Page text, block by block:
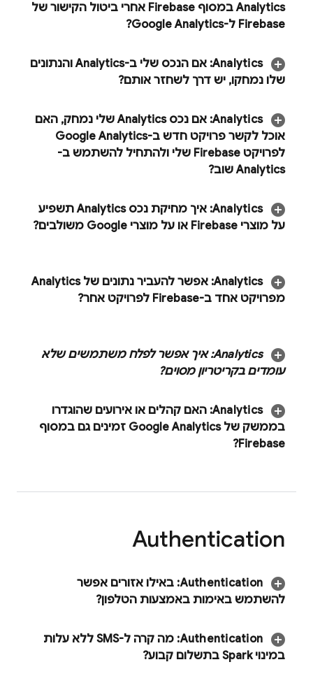
Analyticsבמסוף Firebase אחרי ביטול הקישור של
Firebase ל-Google Analytics?
Analytics
: אם הנכס שלי ב-Analyticsוהנתונים
שלו נמחקו, יש דרך לשחזר אותם?
Analytics
: אם נכס Analytics שלי נמחק , האם
אוכל לקשר פרויקט חדש ב-Google Analytics
לפרויקט Firebase שלי ולהתחיל להשתמש ב-
Analyticsשוב?
Analytics
:
איך מחיקת נכס Analytics תשפיע
על מוצרי Firebase או על מוצרי Google משולבים?
‫Analytics: אפשר להעביר נתונים של
Analytics
מפרויקט אחד ב-Firebase לפרויקט אחר?
Analytics
:איך אפשר לפלח משתמשים שלא
עומדים בקריטריון מסוים?
‫
Analytics
: האם קהלים או אירועים שהוגדרו
בממשק של Google Analytics זמינים גם במסוף
Firebase
?
Authentication
Authentication
: באילו אזורים אפשר
להשתמש באימות באמצעות הטלפון?
Authentication
:
מה קרה ל-SMS ללא עלות
במינוי Spark בתשלום קבוע?